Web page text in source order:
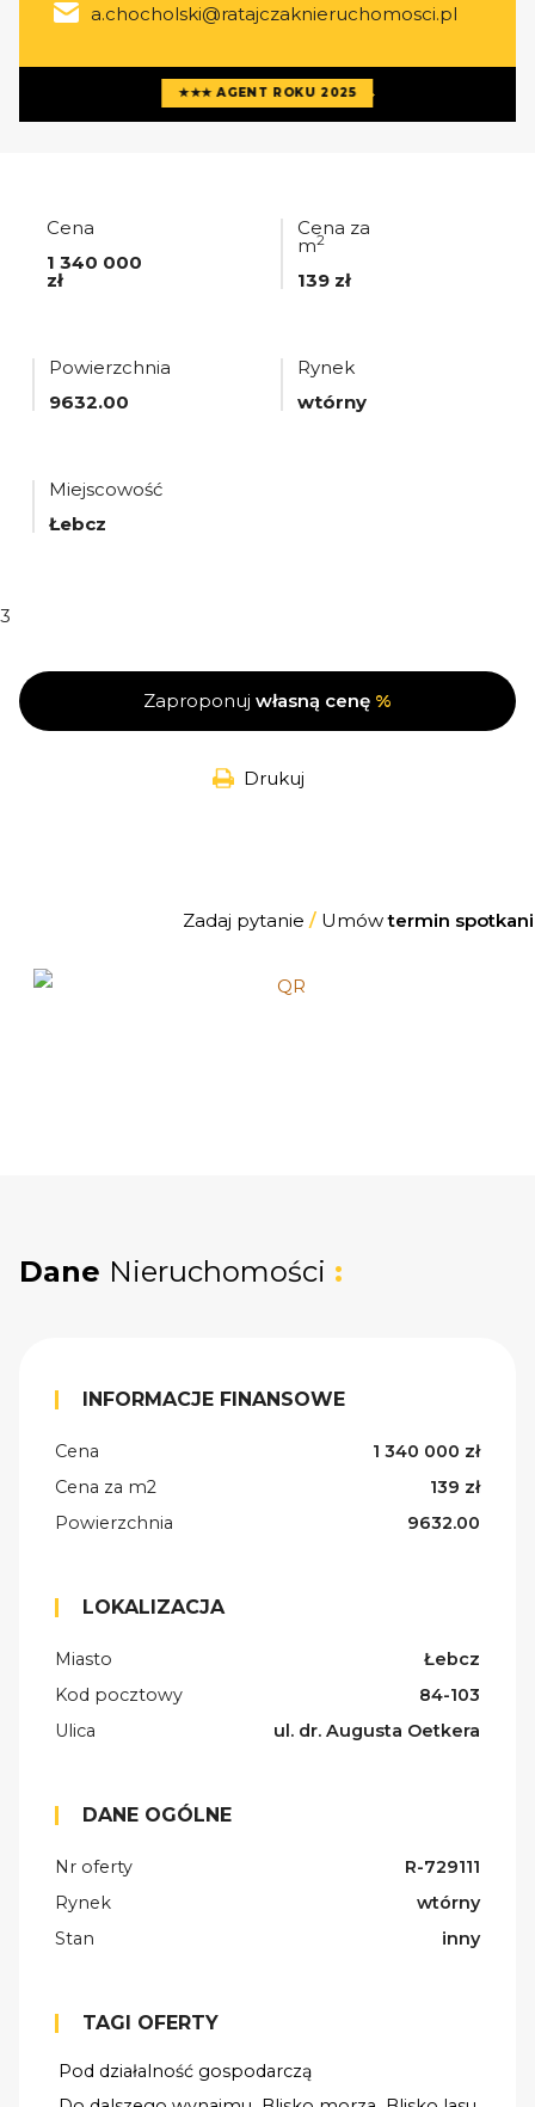
★★★ AGENT ROKU 2025
a.chocholski@ratajczaknieruchomosci.pl
Więcej ofertagenta
Cena
1 340 000
zł
Cena za
m2
139 zł
Powierzchnia
9632.00
Rynek
wtórny
Miejscowość
Łebcz
3
Zaproponuj własną cenę %
Drukuj
Zadaj pytanie /Umówtermin
Dane Nieruchomości :
INFORMACJE FINANSOWE
Cena
1 340 000 zł
Cena za m2
139 zł
Powierzchnia
9632.00
LOKALIZACJA
Miasto
Łebcz
Kod pocztowy
84-103
Ulica
ul. dr. Augusta Oetkera
DANE OGÓLNE
Nr oferty
R-729111
Rynek
wtórny
Stan
inny
TAGI OFERTY
Pod działalność gospodarczą